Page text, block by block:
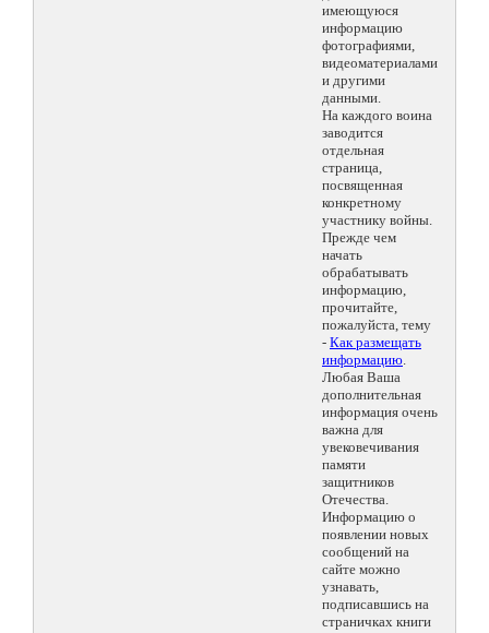
имеющуюся
информацию
фотографиями,
видеоматериалами
и другими
данными.
На каждого воина
заводится
отдельная
страница,
посвященная
конкретному
участнику войны.
Прежде чем
начать
обрабатывать
информацию,
прочитайте,
пожалуйста, тему
- Как размещать
информацию.
Любая Ваша
дополнительная
информация очень
важна для
увековечивания
памяти
защитников
Отечества.
Информацию о
появлении новых
сообщений на
сайте можно
узнавать,
подписавшись на
страничках книги